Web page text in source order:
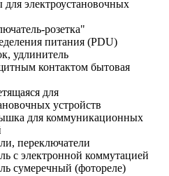
для электроустановочных
розетка"
питания (PDU)
удлинитель
контактом бытовая
для
устройств
для коммуникационных
переключатели
с электронной коммутацией
сумеречный (фотореле)